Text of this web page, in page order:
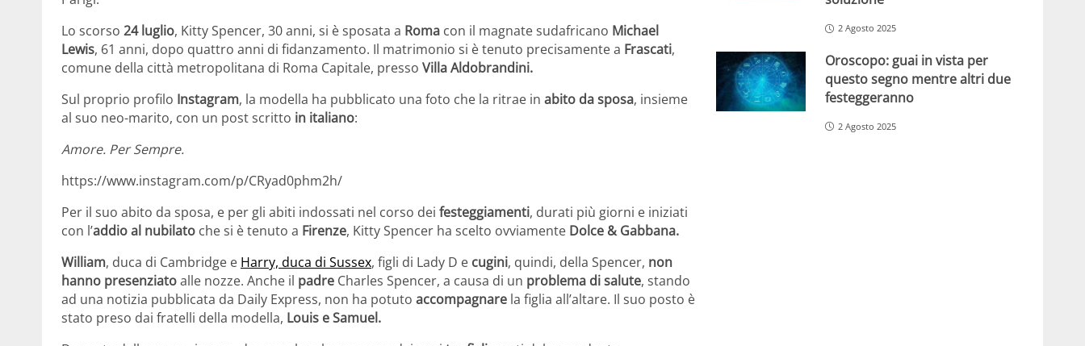
Lo scorso 24 luglio, Kitty Spencer, 30 anni, si è sposata a Roma con il magnate sudafricano Michael
Lewis, 61 anni, dopo quattro anni di fidanzamento. Il matrimonio si è tenuto precisamente a Frascati,
comune della città metropolitana di Roma Capitale, presso Villa Aldobrandini.
Sul proprio profilo Instagram, la modella ha pubblicato una foto che la ritrae in abito da sposa, insieme
al suo neo-marito, con un post scritto in italiano:
Amore. Per Sempre.
https://www.instagram.com/p/CRyad0phm2h/
Per il suo abito da sposa, e per gli abiti indossati nel corso dei festeggiamenti, durati più giorni e iniziati
con l’addio al nubilato che si è tenuto a Firenze, Kitty Spencer ha scelto ovviamente Dolce & Gabbana.
William, duca di Cambridge e Harry, duca di Sussex, figli di Lady D e cugini, quindi, della Spencer, non
hanno presenziatoalle nozze. Anche il padre Charles Spencer, a causa di un problema di salute, stando
ad una notizia pubblicata da Daily Express, non ha potuto accompagnare la figlia all’altare. Il suo posto è
stato preso dai fratelli della modella, Louis e Samuel.
2 Agosto 2025
Oroscopo: guai in vista per
questo segno mentre altri due
festeggeranno
2 Agosto 2025